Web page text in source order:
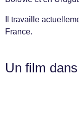
Il travaille
France.
Un film